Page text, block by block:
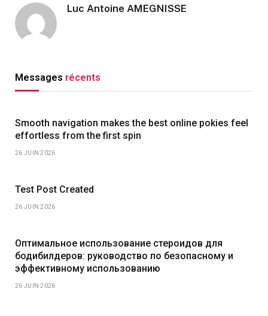
Luc Antoine AMEGNISSE
Messages récents
Smooth navigation makes the best online pokies feel
effortless from the first spin
26 JUIN 2026
Test Post Created
26 JUIN 2026
Оптимальное использование стероидов для
бодибилдеров: руководство по безопасному и
эффективному использованию
26 JUIN 2026